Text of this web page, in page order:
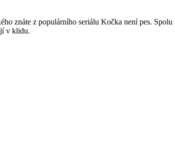
znáte z populárního seriálu Kočka není pes.
v klidu.